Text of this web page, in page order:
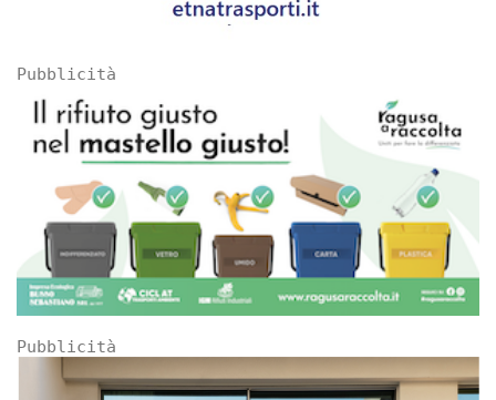
Pubblicità
Pubblicità